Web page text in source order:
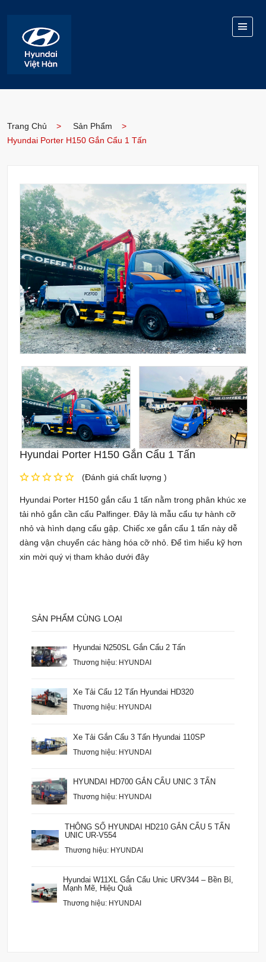
Trang Chủ
Sản Phẩm
Hyundai Porter H150 Gắn Cẩu 1 Tấn
Hyundai Porter H150 Gắn Cẩu 1 Tấn
(Đánh giá chất lượng )
Hyundai Porter H150 gắn cẩu 1 tấn nằm trong phân khúc xe
tải nhỏ gắn cần cẩu Palfinger. Đây là mẫu cẩu tự hành cỡ
nhỏ và hình dạng cẩu gập. Chiếc xe gắn cẩu 1 tấn này dễ
dàng vận chuyển các hàng hóa cỡ nhỏ. Để tìm hiểu kỹ hơn
xin mời quý vị tham khảo dưới đây
SẢN PHẨM CÙNG LOẠI
Hyundai N250SL Gắn Cẩu 2 Tấn
Thương hiệu: HYUNDAI
Xe Tải Cẩu 12 Tấn Hyundai HD320
Thương hiệu: HYUNDAI
Xe Tải Gắn Cẩu 3 Tấn Hyundai 110SP
Thương hiệu: HYUNDAI
HYUNDAI HD700 GẮN CẨU UNIC 3 TẤN
Thương hiệu: HYUNDAI
THÔNG SỐ HYUNDAI HD210 GẮN CẨU 5 TẤN
UNIC UR-V554
Thương hiệu: HYUNDAI
Hyundai W11XL Gắn Cẩu Unic URV344 – Bền Bỉ,
Mạnh Mẽ, Hiệu Quả
Thương hiệu: HYUNDAI